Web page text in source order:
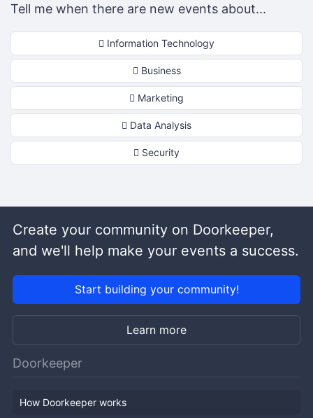
Tell me when there are new events about...
Information Technology
Business
Marketing
Data Analysis
Security
Create your community on Doorkeeper,
and we'll help make your events a success.
Start building your community!
Learn more
Doorkeeper
How Doorkeeper works